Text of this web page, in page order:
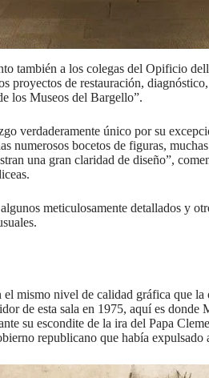
también a los colegas del Opificio
proyectos de restauración,
los Museos del Bargello”.
verdaderamente único por su
numerosos bocetos de figuras,
una gran claridad de diseño”,
meticulosamente detallados y
el mismo nivel de calidad gráfica que
de esta sala en 1975, aquí es
su escondite de la ira del Papa
republicano que había